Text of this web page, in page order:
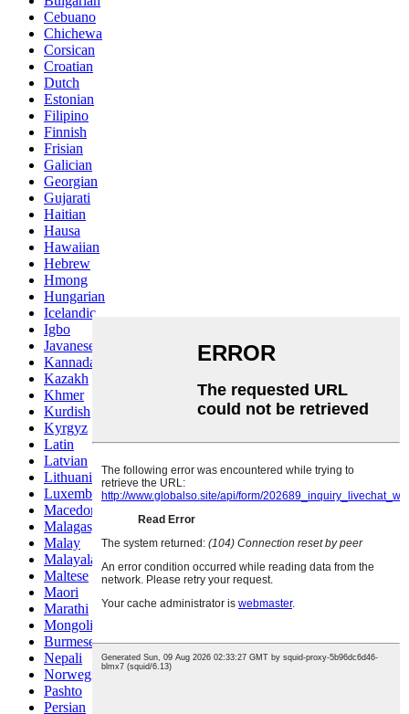
Cebuano
Chichewa
Corsican
Croatian
Dutch
Estonian
Filipino
Finnish
Frisian
Galician
Georgian
Gujarati
Haitian
Hausa
Hawaiian
Hebrew
Hmong
Hungarian
Icelandic
Igbo
Javanese
Kannada
Kazakh
Khmer
Kurdish
Kyrgyz
Latin
Latvian
Lithuanian
Luxembou..
Macedonian
Malagasy
Malay
Malayalam
Maltese
Maori
Marathi
Mongolian
Burmese
Nepali
Norwegian
Pashto
Persian